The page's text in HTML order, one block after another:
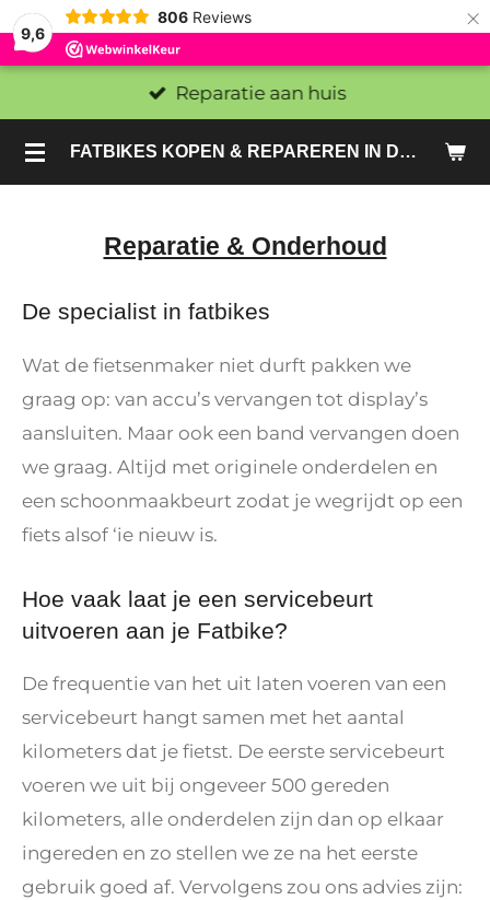
9,6
806 Reviews ×
FATBIKES KOPEN & REPAREREN IN DEN HAAG EN ZOETERMEER - SACHE BIKES
Reparatie aan huis
Reparatie & Onderhoud
De specialist in fatbikes
Wat de fietsenmaker niet durft pakken we
graag op: van accu’s vervangen tot display’s
aansluiten. Maar ook een band vervangen doen
we graag. Altijd met originele onderdelen en
een schoonmaakbeurt zodat je wegrijdt op een
fiets alsof ‘ie nieuw is.
Hoe vaak laat je een servicebeurt
uitvoeren aan je Fatbike?
De frequentie van het uit laten voeren van een
servicebeurt hangt samen met het aantal
kilometers dat je fietst. De eerste servicebeurt
voeren we uit bij ongeveer 500 gereden
kilometers, alle onderdelen zijn dan op elkaar
ingereden en zo stellen we ze na het eerste
gebruik goed af. Vervolgens zou ons advies zijn: